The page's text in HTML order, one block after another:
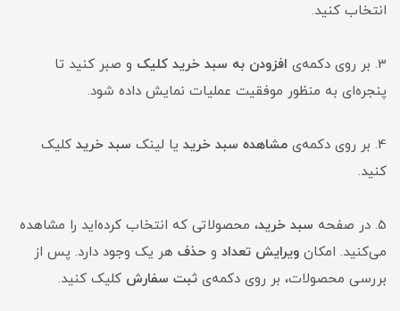
انتخاب کنید.
3. بر روی دکمه‌ی افزودن به سبد خرید کلیک و صبر کنید تا
پنجره‌ای به منظور موفقیت عملیات نمایش داده شود.
4. بر روی دکمه‌ی مشاهده سبد خرید یا لینک سبد خرید کلیک
کنید.
5. در صفحه سبد خرید، محصولاتی که انتخاب کرده‌اید را مشاهده
می‌کنید. امکان ویرایش تعداد و حذف هر یک وجود دارد. پس از
بررسی محصولات، بر روی دکمه‌ی ثبت سفارش کلیک کنید.